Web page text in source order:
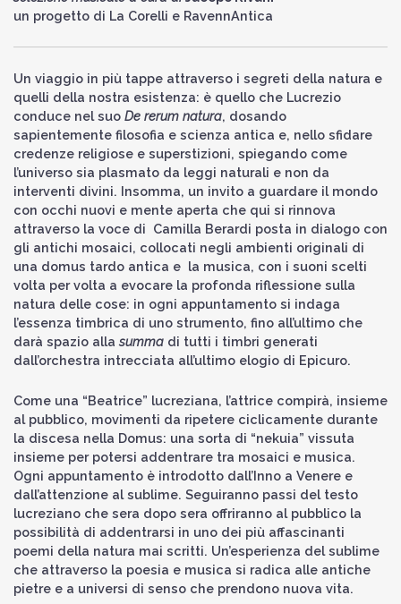
un progetto di La Corelli e RavennAntica
Un viaggio in più tappe attraverso i segreti della natura e
quelli della nostra esistenza: è quello che Lucrezio
conduce nel suo De rerum natura, dosando
sapientemente filosofia e scienza antica e, nello sfidare
credenze religiose e superstizioni, spiegando come
l’universo sia plasmato da leggi naturali e non da
interventi divini. Insomma, un invito a guardare il mondo
con occhi nuovi e mente aperta che qui si rinnova
attraverso la voce di Camilla Berardi posta in dialogo con
gli antichi mosaici, collocati negli ambienti originali di
una domus tardo antica e la musica, con i suoni scelti
volta per volta a evocare la profonda riflessione sulla
natura delle cose: in ogni appuntamento si indaga
l’essenza timbrica di uno strumento, fino all’ultimo che
darà spazio allasumma di tutti i timbri generati
dall’orchestra intrecciata all’ultimo elogio di Epicuro.
Come una “Beatrice” lucreziana, l’attrice compirà, insieme
al pubblico, movimenti da ripetere ciclicamente durante
la discesa nella Domus: una sorta di “nekuia” vissuta
insieme per potersi addentrare tra mosaici e musica.
Ogni appuntamento è introdotto dall’Inno a Venere e
dall’attenzione al sublime. Seguiranno passi del testo
lucreziano che sera dopo sera offriranno al pubblico la
possibilità di addentrarsi in uno dei più affascinanti
poemi della natura mai scritti. Un’esperienza del sublime
che attraverso la poesia e musica si radica alle antiche
pietre e a universi di senso che prendono nuova vita.